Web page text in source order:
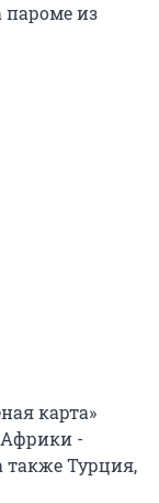
пароме из
карта»
Африки -
Турция,